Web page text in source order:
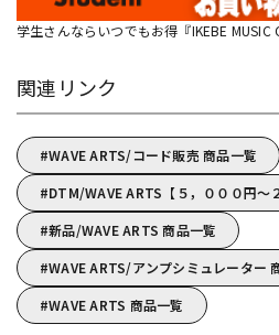
学生さんならいつでもお得『IKEBE MUSIC
関連リンク
WAVE ARTS/コード販売 商品一覧
DTM/WAVE ARTS【５，０００円～
新品/WAVE ARTS 商品一覧
WAVE ARTS/アンプシミュレーター
WAVE ARTS 商品一覧